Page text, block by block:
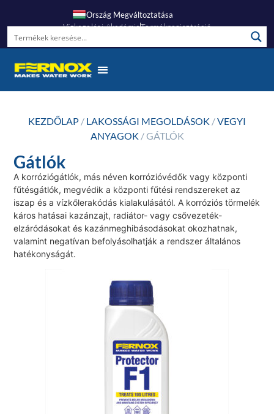
Ország Megváltoztatása
Vízkezelési AkadémiaTermékregisztráció
KEZDŐLAP / LAKOSSÁGI MEGOLDÁSOK /VEGYI
ANYAGOK / GÁTLÓK
Gátlók
A korróziógátlók, más néven korrózióvédők vagy központi
fűtésgátlók, megvédik a központi fűtési rendszereket az
iszap és a vízkőlerakódás kialakulásától. A korróziós törmelék
káros hatásai kazánzajt, radiátor- vagy csővezeték-
elzáródásokat és kazánmeghibásodásokat okozhatnak,
valamint negatívan befolyásolhatják a rendszer általános
hatékonyságát.